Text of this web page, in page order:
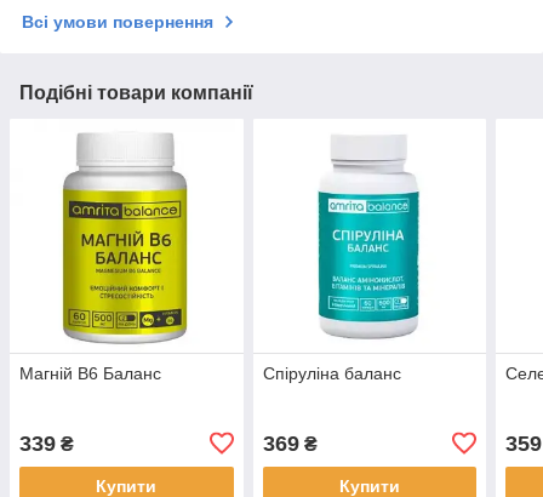
Всі умови повернення
Подібні товари компанії
Магній В6 Баланс
339 ₴
Купити
Спіруліна баланс
369₴
Купити
359